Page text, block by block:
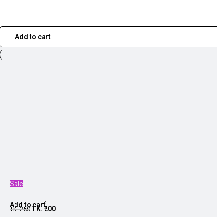
Add to cart
Sale
Add to cart
TK.250 TK.200